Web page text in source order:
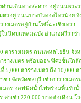
ด่วนเดินทางสะดวก อยู่ถนนพระ
ตรอยู่ ถนนบางบัวทองไทรน้อย
งเมตรอยู่บ้านโพธิ์ฉะเชิงเทรา
ในนิคมแหลมฉบัง อำเภอศรีราช
ตารางเมตร ถนนพหลโยธิน จัง
รางเมตร พร้อมออฟฟิศ2ชั้นใก
5,000 ตารางเมตร ถึง
จังหวัดชลบุรี เช่าตารางเมต
เมตร ออฟฟิศน้ำไฟพร้อมพื้นรั
ค่าเช่า 220,000 บาทต่อเดือน